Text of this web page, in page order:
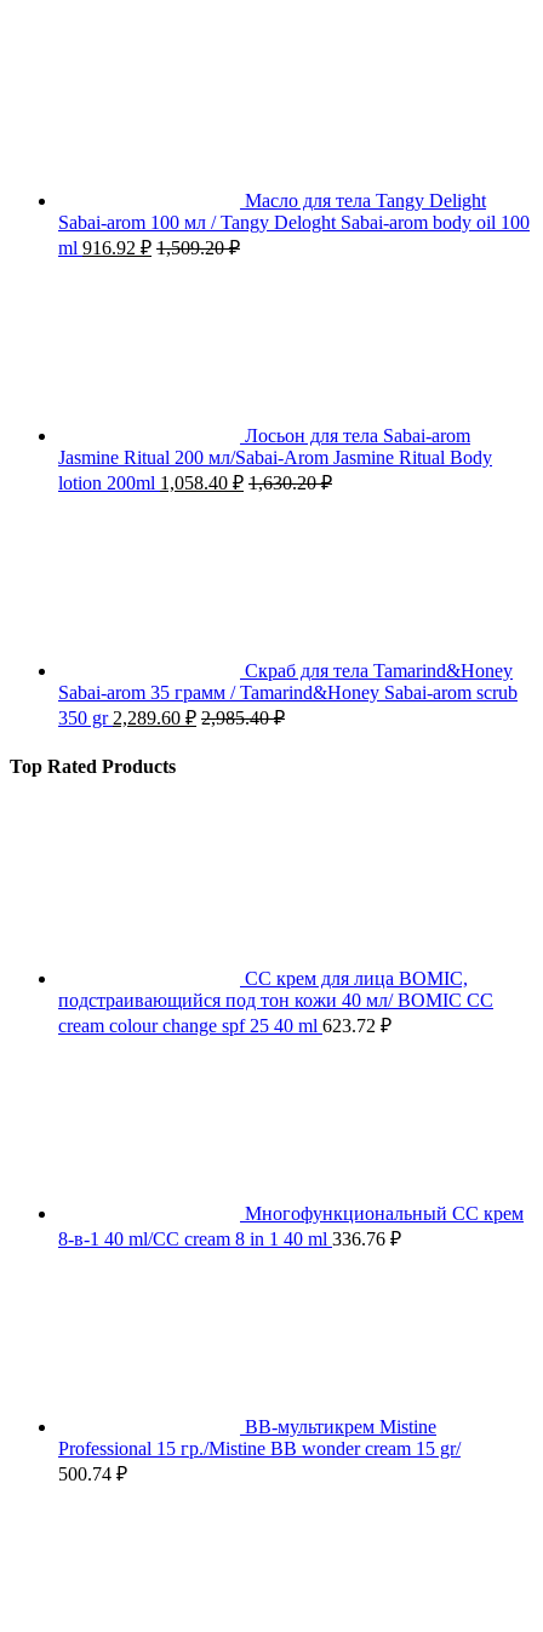
Масло для тела Tangy Delight
Sabai-arom 100 мл / Tangy Deloght Sabai-arom body oil 100
ml 916.92 ₽ 1,509.20₽
Лосьон для тела Sabai-arom
Jasmine Ritual 200 мл/Sabai-Arom Jasmine Ritual Body
lotion 200ml 1,058.40 ₽ 1,630.20₽
Скраб для тела Tamarind&Honey
Sabai-arom 35 грамм / Tamarind&Honey Sabai-arom scrub
350 gr 2,289.60 ₽ 2,985.40₽
Top Rated Products
СС крем для лица BOMIC,
подстраивающийся под тон кожи 40 мл/ BOMIC CC
cream colour change spf 25 40 ml 623.72 ₽
Многофункциональный СС крем
8-в-1 40 ml/CC cream 8 in 1 40 ml 336.76 ₽
BB-мультикрем Mistine
Professional 15 гр./Mistine BB wonder cream 15 gr/
500.74 ₽